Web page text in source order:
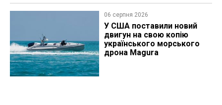
06 серпня 2026
У США поставили новий
двигун на свою копію
українського морського
дрона Magura